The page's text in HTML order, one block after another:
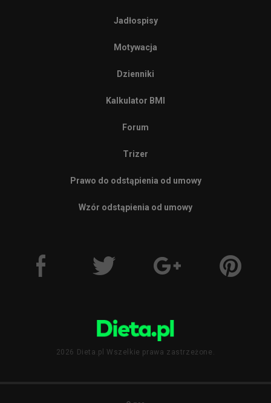
Jadłospisy
Motywacja
Dzienniki
Kalkulator BMI
Forum
Trizer
Prawo do odstąpienia od umowy
Wzór odstąpienia od umowy
2026 Dieta.pl Wszelkie prawa zastrzeżone.